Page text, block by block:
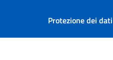
Protezione dei dati